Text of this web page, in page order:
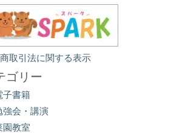
取引法に関する表示
ゴリー
子書籍
強会・講演
園教室